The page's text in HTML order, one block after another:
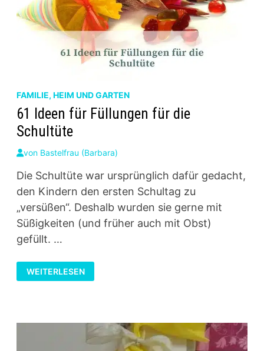
FAMILIE, HEIM UND GARTEN
61 Ideen für Füllungen für die
Schultüte
von Bastelfrau (Barbara)
Die Schultüte war ursprünglich dafür gedacht,
den Kindern den ersten Schultag zu
„versüßen“. Deshalb wurden sie gerne mit
Süßigkeiten (und früher auch mit Obst)
gefüllt. …
61
IDEEN
FÜR
WEITERLESEN